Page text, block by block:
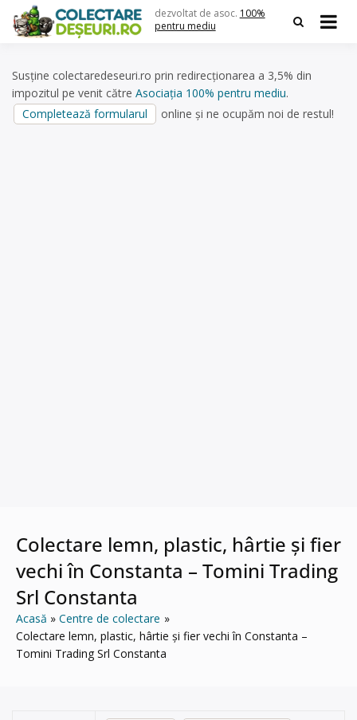
content
dezvoltat de asoc. 100%
pentru mediu
Susține colectaredeseuri.ro prin redirecționarea a 3,5% din
impozitul pe venit către Asociația 100% pentru mediu.
Completează formularul
online și ne ocupăm noi de restul!
Colectare lemn, plastic, hârtie și fier
vechi în Constanta – Tomini Trading
Srl Constanta
Acasă
Centre de colectare
Colectare lemn, plastic, hârtie și fier vechi în Constanta –
Tomini Trading Srl Constanta